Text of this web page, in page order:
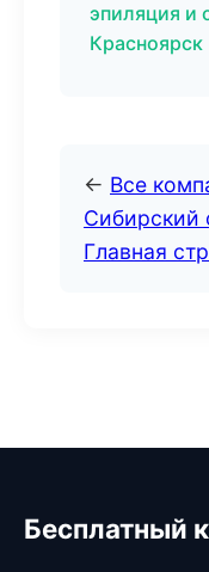
эпиляция и
Красноярск
← Все
Сибирский
Главная
Бесплатный